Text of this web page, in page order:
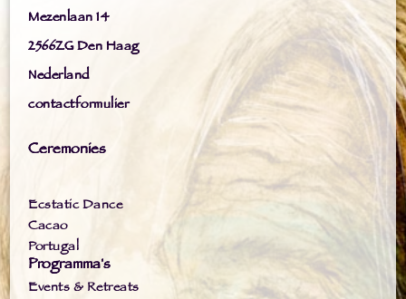
Mezenlaan 14
2566ZG Den Haag
Nederland
contactformulier
Ceremonies
Ecstatic Dance
Cacao
Portugal
Programma's
Events & Retreats